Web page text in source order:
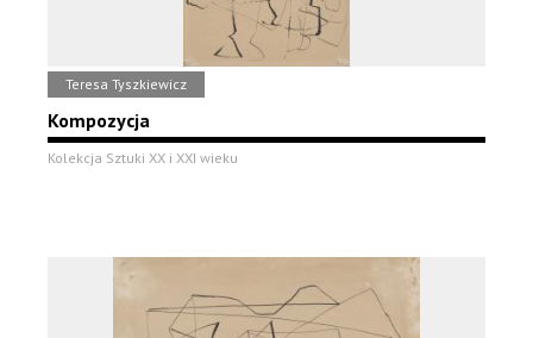
Teresa Tyszkiewicz
Kompozycja
Kolekcja Sztuki XX i XXI wieku